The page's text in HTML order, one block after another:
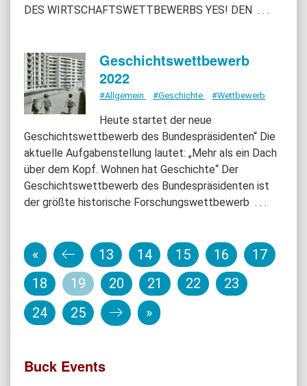
DES WIRTSCHAFTSWETTBEWERBS YES! DEN . . .
Geschichtswettbewerb
2022
#Allgemein #Geschichte #Wettbewerb
Heute startet der neue
Geschichtswettbewerb des Bundespräsidenten“ Die
aktuelle Aufgabenstellung lautet: „Mehr als ein Dach
über dem Kopf. Wohnen hat Geschichte“ Der
Geschichtswettbewerb des Bundespräsidenten ist
der größte historische Forschungswettbewerb . . .
« 13 14 15 16
17
18
19 20 21 22
23
24
25 »
Buck Events